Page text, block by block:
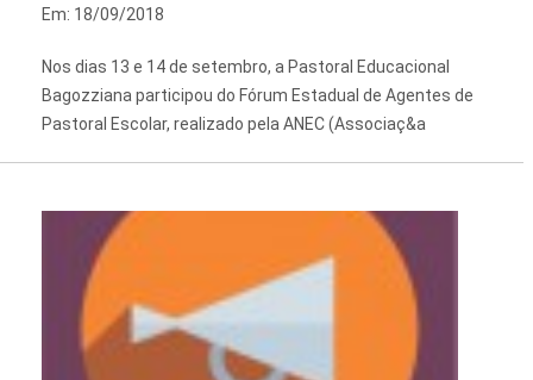
Em: 18/09/2018
Nos dias 13 e 14 de setembro, a Pastoral Educacional
Bagozziana participou do Fórum Estadual de Agentes de
Pastoral Escolar, realizado pela ANEC (Associaç&a